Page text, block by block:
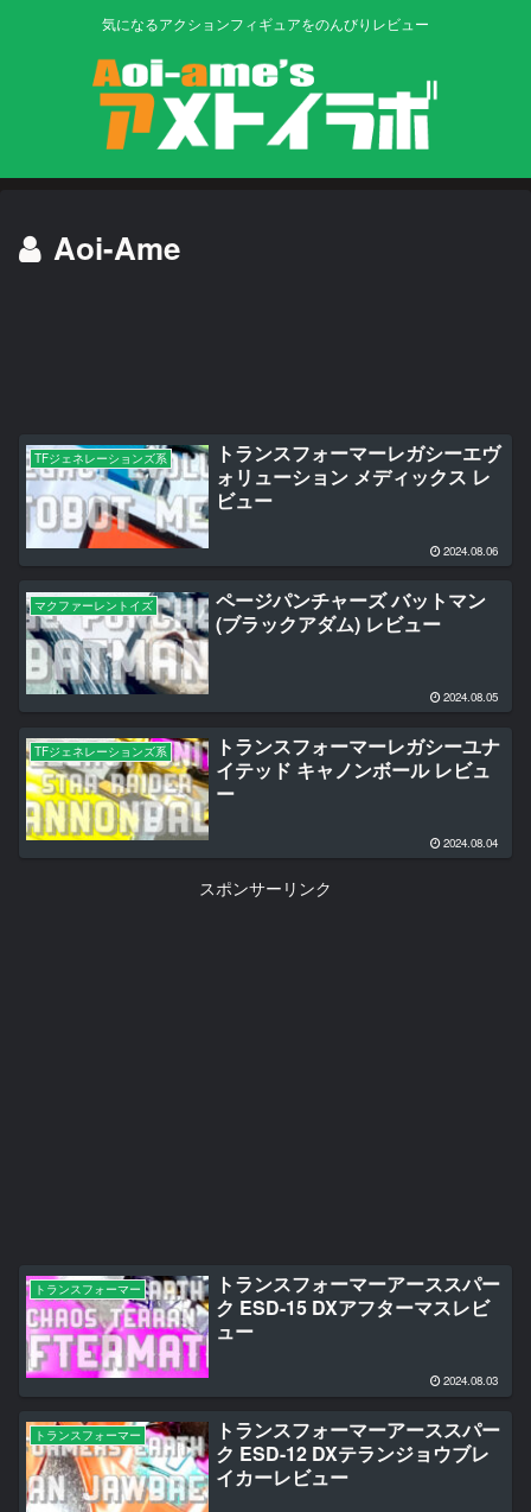
気になるアクションフィギュアをのんびりレビュー
Aoi-Ame
TFジェネレーションズ系
トランスフォーマーレガシーエヴ
ォリューション メディックス レ
ビュー
2024.08.06
マクファーレントイズ
ページパンチャーズ バットマン
(ブラックアダム) レビュー
2024.08.05
TFジェネレーションズ系
トランスフォーマーレガシーユナ
イテッド キャノンボール レビュ
ー
2024.08.04
スポンサーリンク
トランスフォーマー
トランスフォーマーアーススパー
ク ESD-15 DXアフターマスレビ
ュー
2024.08.03
トランスフォーマー
トランスフォーマーアーススパー
ク ESD-12 DXテランジョウブレ
イカーレビュー